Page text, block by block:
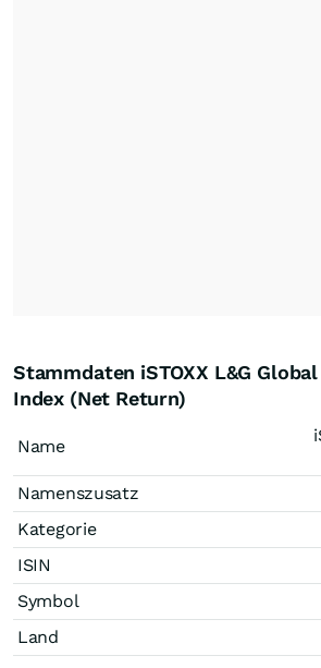
Stammdaten iSTOXX L&G
Index (Net Return)
Name
Namenszusatz
Kategorie
ISIN
Symbol
Land